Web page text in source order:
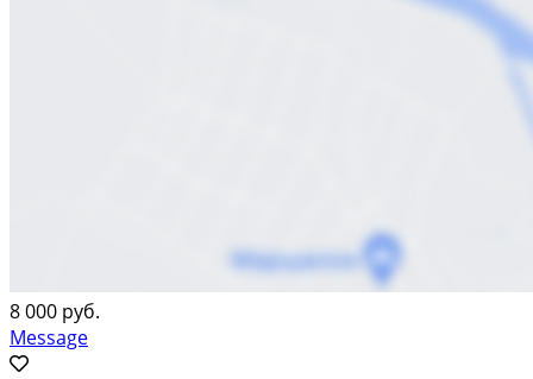
8 000 руб.
Message